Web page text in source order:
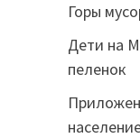
Горы
Дети на
пеленок